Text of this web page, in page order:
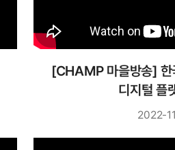
[CHAMP 마을방송] 한
디지털 플
2022-